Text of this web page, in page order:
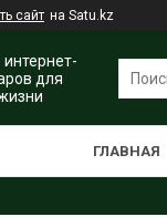
сайт на Satu.kz
для
ГЛАВНАЯ